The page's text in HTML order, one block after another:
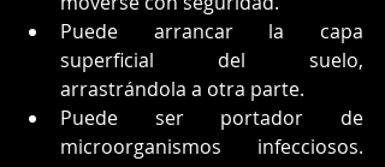
Puede arrancar la capa
superficial del suelo,
arrastrándola a otra parte.
Puede ser portador de
microorganismos infecciosos.